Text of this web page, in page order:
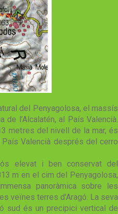
del Penyagolosa, el massís
l’Alcalatén, al País Valencià.
metres del nivell de la mar, és
Valencià després del cerro
elevat i ben conservat del
m en el cim del Penyagolosa,
panoràmica sobre les
veïnes terres d’Aragó. La seva
sud és un precipici vertical de